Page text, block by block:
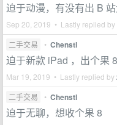
迫于动漫，有没有出 B
Sep 20, 2019 • Lastly replied by
二手交易 • Chenstl
迫于新款 iPad ，出个果 8
Mar 19, 2019 • Lastly replied by
二手交易 • Chenstl
迫于无聊，想收个果 8